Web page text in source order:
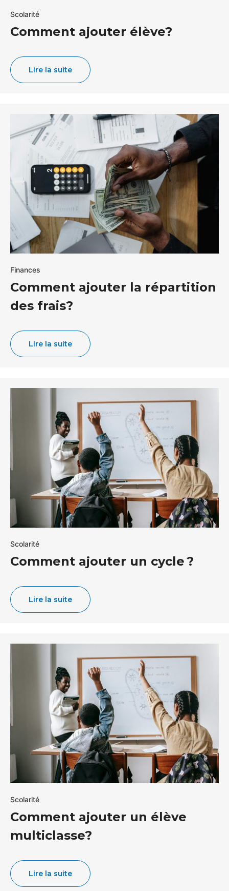
Scolarité
Comment ajouter élève?
Lire la suite
Finances
Comment ajouter la répartition
des frais?
Lire la suite
Scolarité
Comment ajouter un cycle ?
Lire la suite
Scolarité
Comment ajouter un élève
multiclasse?
Lire la suite